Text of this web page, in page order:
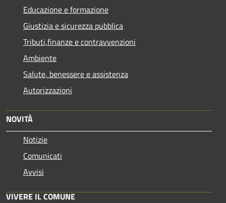
Educazione e formazione
Giustizia e sicurezza pubblica
Tributi,finanze e contravvenzioni
Ambiente
Salute, benessere e assistenza
Autorizzazioni
NOVITÀ
Notizie
Comunicati
Avvisi
VIVERE IL COMUNE